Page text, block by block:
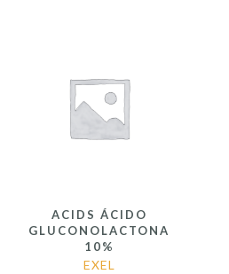
ACIDS ÁCIDO
GLUCONOLACTONA
10%
EXEL